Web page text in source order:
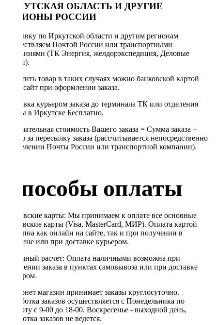
ИРКУТСКАЯ ОБЛАСТЬ И ДРУГИЕ
РЕГИОНЫ РОССИИ
Отправку по Иркутской области и другим регионам
осуществляем Почтой России или транспортными
компаниями (ТК Энергия, желдорэкспедиция, Деловые
линии).
Оплатить товар в таких случаях можно банковской картой
через сайт при оформлении заказа.
Доставка курьером заказа до терминала ТК или отделения
Почты в Иркутске Бесплатно.
Окончательная стоимость Вашего заказа = Сумма заказа +
Тариф за пересылку заказа (рассчитывается непосредственно
в отделении Почты России или транспортной компании).
Способы оплаты
Банковские карты: Мы принимаем к оплате все основные
банковские карты (Visa, MasterCard, МИР). Оплата картой
доступна как онлайн на сайте, так и при получении в
магазине или при доставке курьером.
Наличный расчет: Оплата наличными возможна при
получении заказа в пунктах самовывоза или при доставке
курьером.
Интернет магазин принимает заказы круглосуточно.
Обработка заказов осуществляется с Понедельника по
Субботу с 9-00 до 18-00. Воскресенье - выходной день,
обработка заказов не ведется.